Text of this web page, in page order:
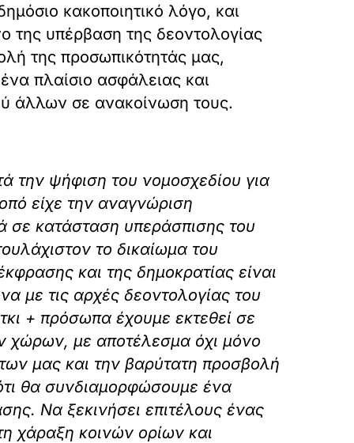
κακοποιητικό λόγο, και
της υπέρβαση της δεοντολογίας
της προσωπικότητάς μας,
πλαίσιο ασφάλειας και
άλλων σε ανακοίνωση τους.
την ψήφιση του νομοσχεδίου για
είχε την αναγνώριση
σε κατάσταση υπεράσπισης του
το δικαίωμα του
και της δημοκρατίας είναι
με τις αρχές δεοντολογίας του
+ πρόσωπα έχουμε εκτεθεί σε
χώρων, με αποτέλεσμα όχι μόνο
μας και την βαρύτατη προσβολή
θα συνδιαμορφώσουμε ένα
Να ξεκινήσει επιτέλους ένας
χάραξη κοινών ορίων και